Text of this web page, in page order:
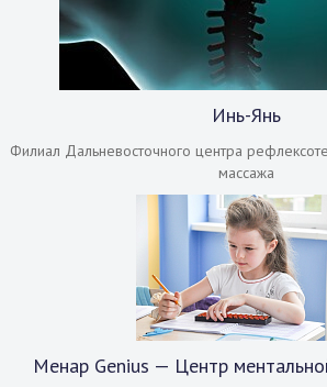
Инь-Янь
Филиал Дальневосточного центра
массажа
Менар Genius — Центр